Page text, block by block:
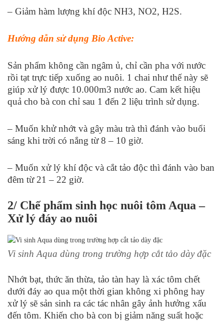
– Giảm hàm lượng khí độc NH3, NO2, H2S.
Hướng dẫn sử dụng Bio Active:
Sản phẩm không cần ngâm ủ, chỉ cần pha với nước
rồi tạt trực tiếp xuống ao nuôi. 1 chai như thế này sẽ
giúp xử lý được 10.000m3 nước ao. Cam kết hiệu
quả cho bà con chỉ sau 1 đến 2 liệu trình sử dụng.
– Muốn khử nhớt và gây màu trà thì đánh vào buổi
sáng khi trời có nắng từ 8 – 10 giờ.
– Muốn xử lý khí độc và cắt tảo độc thì đánh vào ban
đêm từ 21 – 22 giờ.
2/ Chế phẩm sinh học nuôi tôm Aqua –
Xử lý đáy ao nuôi
Vi sinh Aqua dùng trong trường hợp cắt tảo dày đặc
Nhớt bạt, thức ăn thừa, tảo tàn hay là xác tôm chết
dưới đáy ao qua một thời gian không xi phông hay
xử lý sẽ sản sinh ra các tác nhân gây ảnh hưởng xấu
đến tôm. Khiến cho bà con bị giảm năng suất hoặc